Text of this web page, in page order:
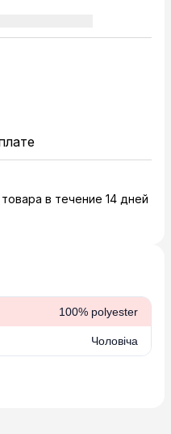
в течение 14 дней
100% polyester
Чоловіча